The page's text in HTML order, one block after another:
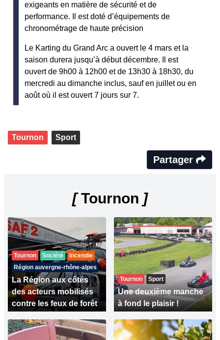
exigeants en matière de sécurité et de
performance. Il est doté d’équipements de
chronométrage de haute précision
Le Karting du Grand Arc a ouvert le 4 mars et la
saison durera jusqu’à début décembre. Il est
ouvert de 9h00 à 12h00 et de 13h30 à 18h30, du
mercredi au dimanche inclus, sauf en juillet ou en
août où il est ouvert 7 jours sur 7.
Tournon Sport
Partager
[Tournon ]
Tournon Société
Incendie
Région auvergne-rhône-alpes
La Région aux côtés
des acteurs mobilisés
contre les feux de forêt
Tournon Sport
Une deuxième manche
à fond le plaisir !